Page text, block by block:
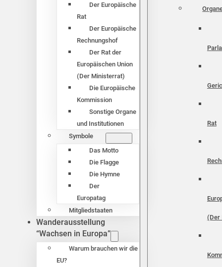
Der Europäische
Rat
Der Europäische
Rechnungshof
Der Rat der
Europäischen Union
(Der Ministerrat)
Die Europäische
Kommission
Sonstige Organe
und Institutionen
Symbole
Das Motto
Die Flagge
Die Hymne
Der
Europatag
Mitgliedstaaten
Wanderausstellung
“Wachsen in Europa”
Warum brauchen wir die
EU?
Rat
(Der